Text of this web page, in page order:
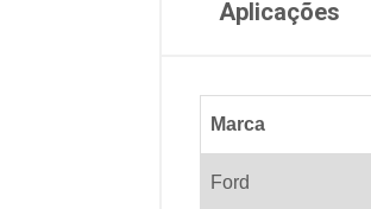
Aplicações
Marca
Ford